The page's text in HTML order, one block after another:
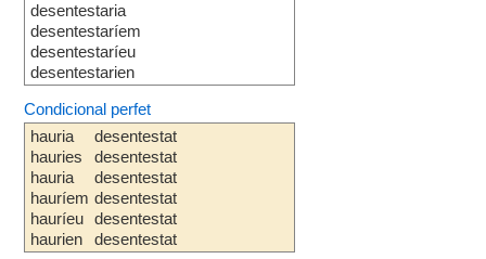
desentestaria
desentestaríem
desentestaríeu
desentestarien
Condicional perfet
hauria
hauries
hauria
hauríem
hauríeu
haurien
desentestat
desentestat
desentestat
desentestat
desentestat
desentestat